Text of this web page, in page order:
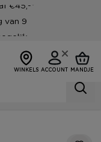
€45,-*
van 9
WINKELS ACCOUNT MANDJE